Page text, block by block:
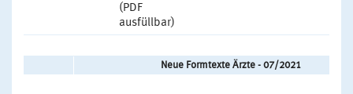
(PDF
ausfüllbar)
Neue Formtexte Ärzte - 07/2021